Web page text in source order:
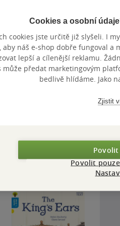
Nedostupné
All the Ways I Love
You (PB)
Helen Docherty
The
Helen
0.0
z
Cookies a osobní
cookies jste určitě již slyšeli. I
aby náš e-shop dobře fungoval a
lepší a cílenější reklamu.
může předat marketingovým
bedlivě hlídáme. Jako
Zjistit
Povolit
Povolit